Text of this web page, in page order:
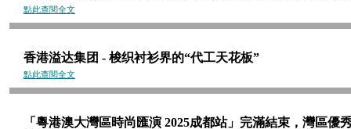
點此查閱全文
香港溢达集团 - 梭织衬衫界的“代工天花板”
點此查閱全文
「粵港澳大灣區時尚匯演 2025成都站」完滿結束，灣區優